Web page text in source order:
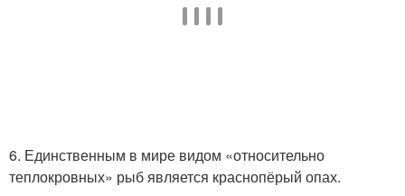
6. Единственным в мире видом «относительно
теплокровных» рыб является краснопёрый опах.